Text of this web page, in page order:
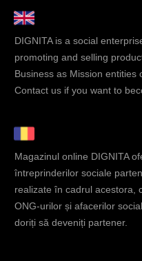
DIGNITA is a social
promoting and selling
Business as Mission entities
Contact us if you want to
Magazinul online DIGNITA
întreprinderilor sociale
realizate în cadrul acestora,
ONG-urilor și afacerilor
doriți să deveniți partener.